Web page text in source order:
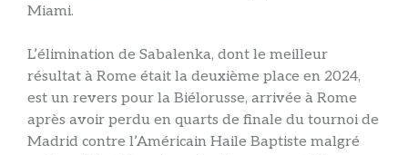
Miami.
L’élimination de Sabalenka, dont le meilleur
résultat à Rome était la deuxième place en 2024,
est un revers pour la Biélorusse, arrivée à Rome
après avoir perdu en quarts de finale du tournoi de
Madrid contre l’Américain Haile Baptiste malgré